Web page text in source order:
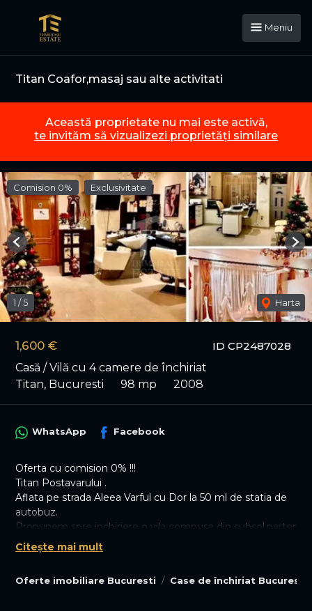
Meniu
Titan Coafor,masaj sau alte activitati
Această proprietate nu mai este activă,
te invităm să vizualizezi proprietăți similare
ID CP2487028
1,600 €
Casă / Vilă cu 4 camere de închiriat
Titan, Bucuresti
98 mp 2008
Comision 0% Exclusivitate
1 /5 Harta
Previous
Oferte imobiliare Bucuresti Case de închiriat Bucuresti
WhatsApp Facebook
Oferta cu comision 0% !!!
Titan Postavarului .
Aflata pe strada Aleea Varful cu Dor la 50 ml de statia de
autobuz.
Propunem spre inchiriere o vila compusa din subsol,parter
si etaj cu o suprafata utila totala de 98 mp.
A functionat ca salon de cofura,cosmetica,masaj are in
activitate.
Citește mai mult